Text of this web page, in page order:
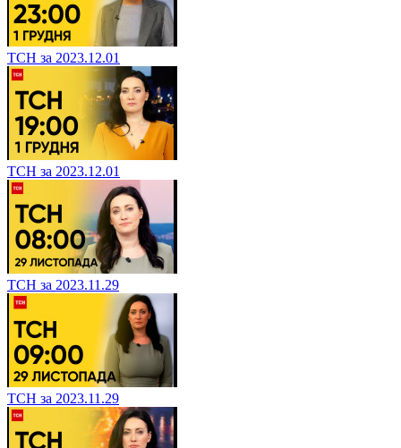
ТСН за 2023.12.01
ТСН за 2023.12.01
ТСН за 2023.11.29
ТСН за 2023.11.29